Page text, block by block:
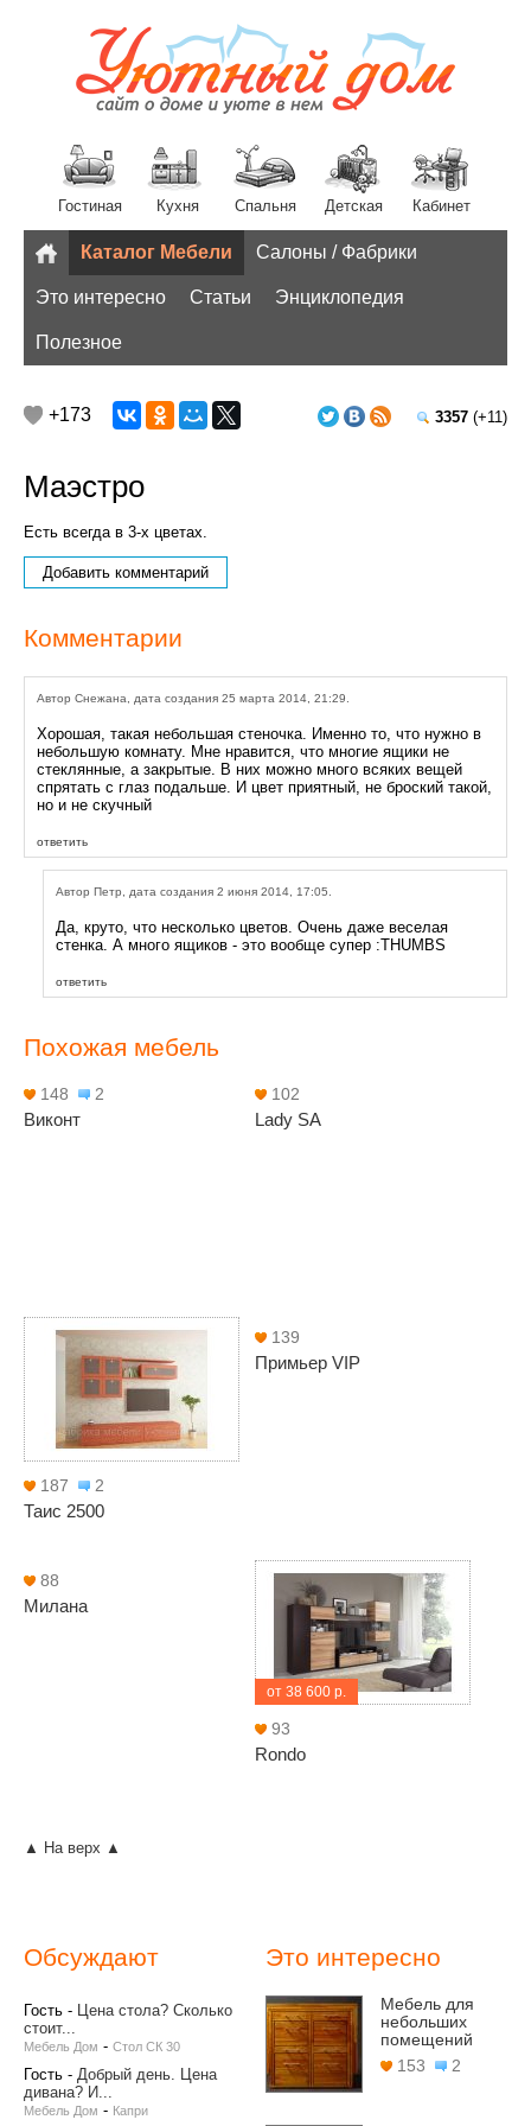
Гостиная Кухня Спальня Детская Кабинет
Разное
Каталог Мебели Салоны / Фабрики
Это интересно Статьи Энциклопедия
Полезное
3357 (+11)
+173
Маэстро
Есть всегда в 3-х цветах.
Добавить комментарий
Комментарии
Автор Снежана, дата создания 25 марта 2014, 21:29.
Хорошая, такая небольшая стеночка. Именно то, что нужно в
небольшую комнату. Мне нравится, что многие ящики не
стеклянные, а закрытые. В них можно много всяких вещей
спрятать с глаз подальше. И цвет приятный, не броский такой,
но и не скучный
ответить
Автор Петр, дата создания 2 июня 2014, 17:05.
Да, круто, что несколько цветов. Очень даже веселая
стенка. А много ящиков - это вообще супер :THUMBS
ответить
Похожая мебель
148 2
Виконт
102
Lady SA
187 2
Таис 2500
139
Примьер VIP
88
Милана
от 38 600 р.
93
Rondo
▲ На верх ▲
Обсуждают
Гость - Цена стола? Сколько
стоит...
Мебель Дом - Стол СК 30
Гость - Добрый день. Цена
дивана? И...
Мебель Дом - Капри
Это интересно
Мебель для
небольших
помещений
153
2